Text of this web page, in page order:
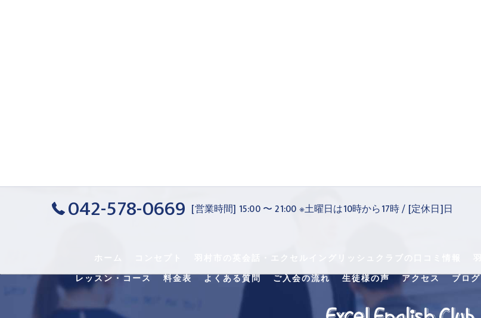
042-578-0669 [営業時間] 15:00 〜 21:00 ※土曜日は10時から17時 / [定休日]日
レッスン・コース
料金表 よくある質問 ご入会の流れ 生徒様の声 アクセス ブログ